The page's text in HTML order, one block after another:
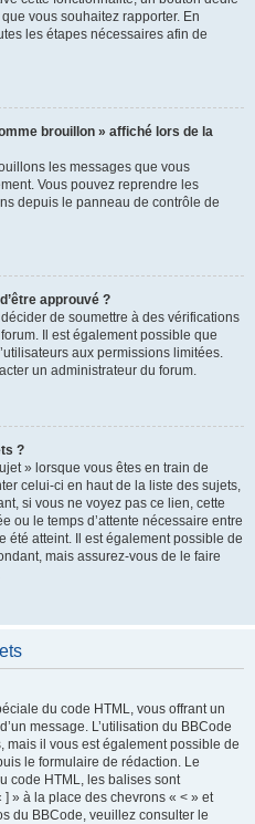
vous souhaitez rapporter. En
les étapes nécessaires afin de
brouillon » affiché lors de la
les messages que vous
Vous pouvez reprendre les
depuis le panneau de contrôle de
approuvé ?
de soumettre à des vérifications
Il est également possible que
aux permissions limitées.
un administrateur du forum.
?
» lorsque vous êtes en train de
celui-ci en haut de la liste des sujets,
si vous ne voyez pas ce lien, cette
ou le temps d’attente nécessaire entre
été atteint. Il est également possible de
mais assurez-vous de le faire
du code HTML, vous offrant un
message. L’utilisation du BBCode
mais il vous est également possible de
le formulaire de rédaction. Le
code HTML, les balises sont
» à la place des chevrons « < » et
du BBCode, veuillez consulter le